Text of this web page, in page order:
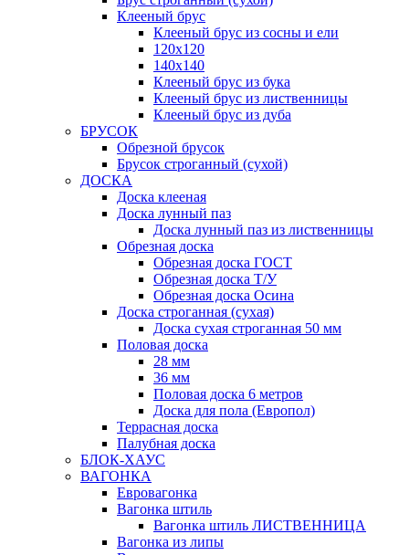
Клееный брус
Клееный брус из сосны и ели
120х120
140х140
Клееный брус из бука
Клееный брус из лиственницы
Клееный брус из дуба
БРУСОК
Обрезной брусок
Брусок строганный (сухой)
ДОСКА
Доска клееная
Доска лунный паз
Доска лунный паз из лиственницы
Обрезная доска
Обрезная доска ГОСТ
Обрезная доска Т/У
Обрезная доска Осина
Доска строганная (сухая)
Доска сухая строганная 50 мм
Половая доска
28 мм
36 мм
Половая доска 6 метров
Доска для пола (Европол)
Террасная доска
Палубная доска
БЛОК-ХАУС
ВАГОНКА
Евровагонка
Вагонка штиль
Вагонка штиль ЛИСТВЕННИЦА
Вагонка из липы